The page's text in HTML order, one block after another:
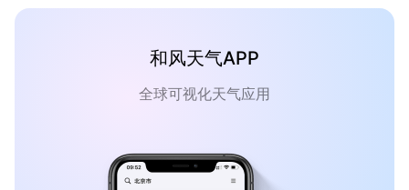
和风天气APP
全球可视化天气应用